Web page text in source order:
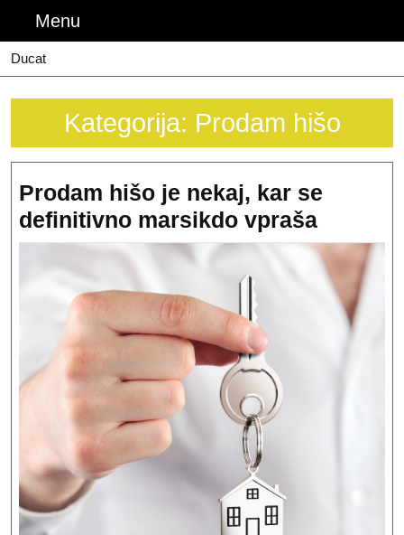
content
Menu
Ducat
Kategorija: Prodam hišo
Prodam hišo je nekaj, kar se
definitivno marsikdo vprašaProdam
hišo
je
nekaj,
kar